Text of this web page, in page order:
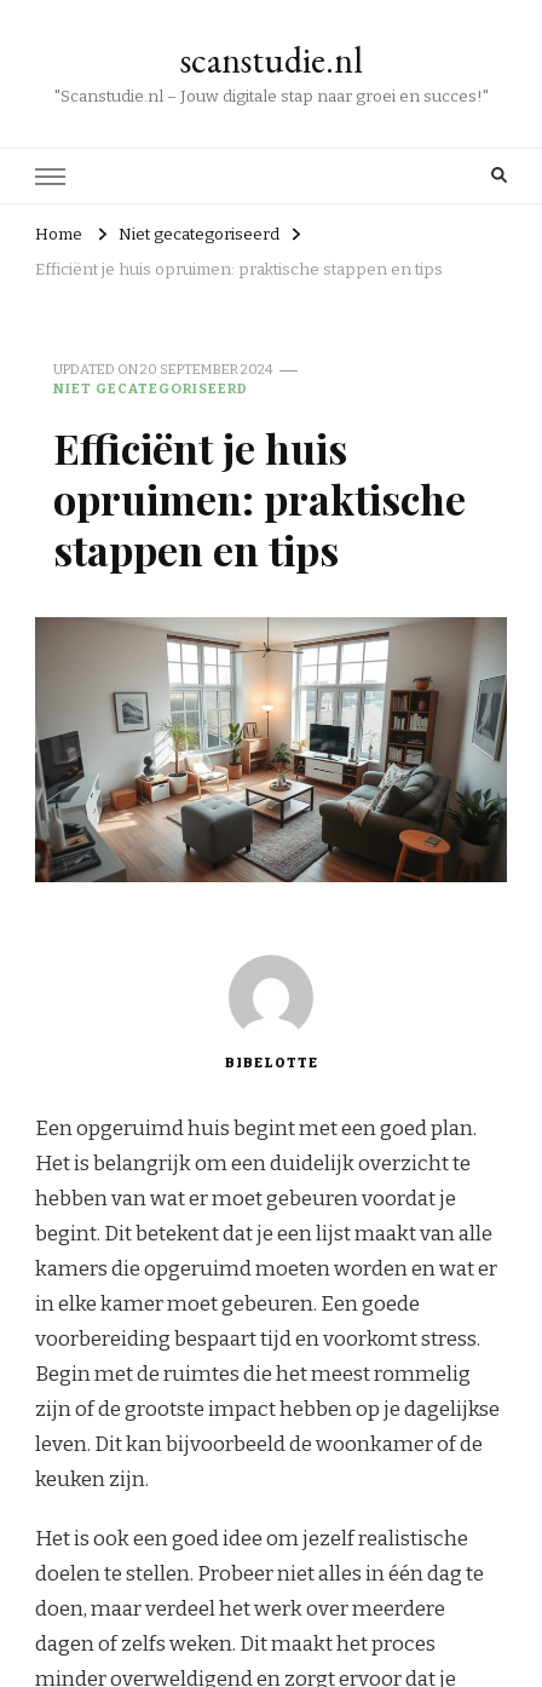
scanstudie.nl
"Scanstudie.nl – Jouw digitale stap naar groei en succes!"
Home
Niet gecategoriseerd
Efficiënt je huis opruimen: praktische stappen en tips
UPDATED ON20 SEPTEMBER 2024
NIET GECATEGORISEERD
Efficiënt je huis
opruimen: praktische
stappen en tips
BIBELOTTE
Een opgeruimd huis begint met een goed plan.
Het is belangrijk om een duidelijk overzicht te
hebben van wat er moet gebeuren voordat je
begint. Dit betekent dat je een lijst maakt van alle
kamers die opgeruimd moeten worden en wat er
in elke kamer moet gebeuren. Een goede
voorbereiding bespaart tijd en voorkomt stress.
Begin met de ruimtes die het meest rommelig
zijn of de grootste impact hebben op je dagelijkse
leven. Dit kan bijvoorbeeld de woonkamer of de
keuken zijn.
Het is ook een goed idee om jezelf realistische
doelen te stellen. Probeer niet alles in één dag te
doen, maar verdeel het werk over meerdere
dagen of zelfs weken. Dit maakt het proces
minder overweldigend en zorgt ervoor dat je